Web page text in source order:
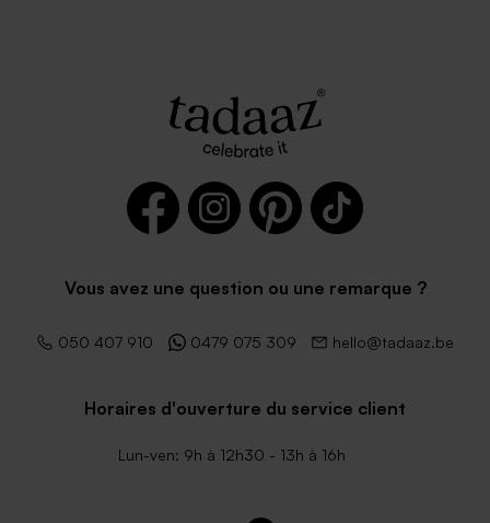
Vous avez une question ou une remarque ?
050 407 910 0479 075 309 hello@tadaaz.be
Horaires d'ouverture du service client
Lun-ven: 9h à 12h30 - 13h à 16h